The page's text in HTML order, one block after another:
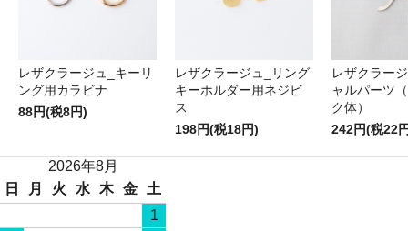
レザクラージュ_キーリ
ング用カラビナ
88円(税8円)
レザクラージュ_リング
キーホルダー用ネジビ
ス
198円(税18円)
レザクラー
ャルパーツ
ク体）
242円(税22
2026年8月
日
月 火 水 木 金
土
1